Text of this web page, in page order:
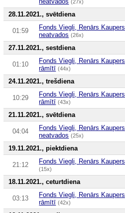
(27x)
28.11.2021., svētdiena
01:59 Fonds Viegli, Renārs Kaupers
neatvados (26x)
27.11.2021., sestdiena
01:10 Fonds Viegli, Renārs Kaupers
rāmītī (44x)
24.11.2021., trešdiena
10:29 Fonds Viegli, Renārs Kaupers
rāmītī (43x)
21.11.2021., svētdiena
04:04 Fonds Viegli, Renārs Kaupers
neatvados (25x)
19.11.2021., piektdiena
21:12 Fonds Viegli, Renārs Kaupers
(15x)
18.11.2021., ceturtdiena
03:13 Fonds Viegli, Renārs Kaupers
rāmītī (42x)